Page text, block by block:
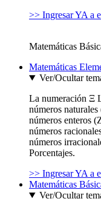
>> Ingresar YA a
Matemáticas
Matemáticas
Ver/Ocultar
La numeración Ξ
números
números enteros
números
números
Porcentajes.
>> Ingresar YA a
Matemáticas
Ver/Ocultar